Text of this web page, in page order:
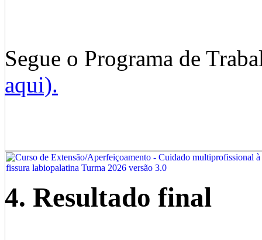
Segue o Programa de
aqui).
4. Resultado final